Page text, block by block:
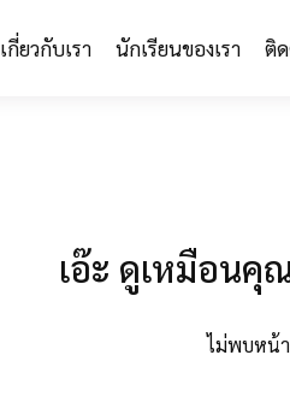
เกี่ยวกับเรา นักเรียนของเรา ติ
เอ๊ะ ดูเหมือนคุ
ไม่พบหน้